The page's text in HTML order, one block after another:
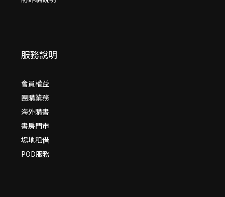
服務說明
會員權益
團購業務
海外購書
書房門市
場地租借
POD服務